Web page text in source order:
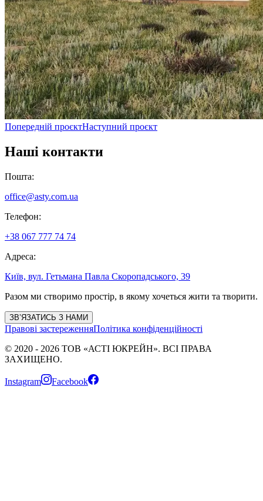
Попередній проєктНаступний проєкт
Наші контакти
Пошта:
office@asty.com.ua
Телефон:
+38 067 777 74 74
Адреса:
Київ, вул. Гетьмана Павла Скоропадського, 39
Разом ми створимо простір, в якому хочеться жити та творити.
ЗВ’ЯЗАТИСЬ З НАМИ
Правові застереженняПолітика конфіденційності
© 2020 - 2026 ТОВ «АСТІ ЮКРЕЙН». ВСІ ПРАВА
ЗАХИЩЕНО.
Instagram Facebook